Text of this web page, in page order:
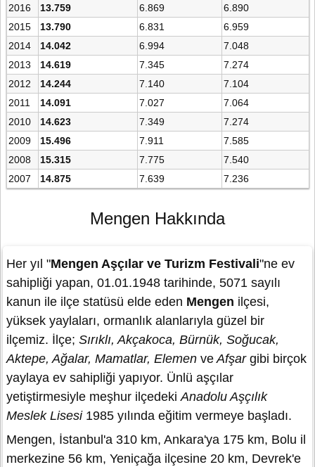
2016
13.759 6.869
6.890
2015
13.790 6.831
6.959
2014
14.042 6.994
7.048
2013
14.619 7.345
7.274
2012
14.244 7.140
7.104
2011
14.091 7.027
7.064
2010
14.623 7.349
7.274
2009
15.496 7.911
7.585
2008
15.315 7.775
7.540
2007
14.875 7.639 7.236
Mengen Hakkında
Her yıl "Mengen Aşçılar ve Turizm Festivali"ne ev
sahipliği yapan, 01.01.1948 tarihinde, 5071 sayılı
kanun ile ilçe statüsü elde eden Mengen ilçesi,
yüksek yaylaları, ormanlık alanlarıyla güzel bir
ilçemiz. İlçe; Sırıklı, Akçakoca, Bürnük, Soğucak,
Aktepe, Ağalar, Mamatlar, Elemen veAfşar gibi birçok
yaylaya ev sahipliği yapıyor. Ünlü aşçılar
yetiştirmesiyle meşhur ilçedekiAnadolu Aşçılık
Meslek Lisesi1985 yılında eğitim vermeye başladı.
Mengen, İstanbul'a 310 km, Ankara'ya 175 km, Bolu il
merkezine 56 km, Yeniçağa ilçesine 20 km, Devrek'e